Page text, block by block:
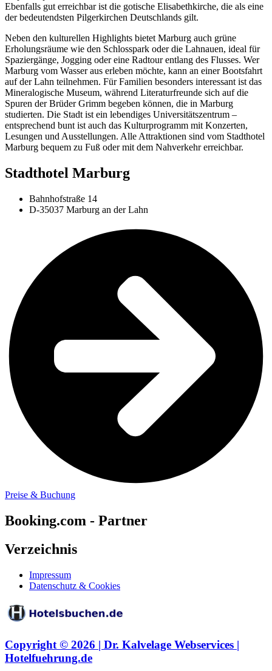
Ebenfalls gut erreichbar ist die gotische Elisabethkirche, die als eine
der bedeutendsten Pilgerkirchen Deutschlands gilt.
Neben den kulturellen Highlights bietet Marburg auch grüne
Erholungsräume wie den Schlosspark oder die Lahnauen, ideal für
Spaziergänge, Jogging oder eine Radtour entlang des Flusses. Wer
Marburg vom Wasser aus erleben möchte, kann an einer Bootsfahrt
auf der Lahn teilnehmen. Für Familien besonders interessant ist das
Mineralogische Museum, während Literaturfreunde sich auf die
Spuren der Brüder Grimm begeben können, die in Marburg
studierten. Die Stadt ist ein lebendiges Universitätszentrum –
entsprechend bunt ist auch das Kulturprogramm mit Konzerten,
Lesungen und Ausstellungen. Alle Attraktionen sind vom Stadthotel
Marburg bequem zu Fuß oder mit dem Nahverkehr erreichbar.
Stadthotel Marburg
Bahnhofstraße 14
D-35037 Marburg an der Lahn
Preise & Buchung
Booking.com - Partner
Verzeichnis
Impressum
Datenschutz & Cookies
Copyright © 2026 | Dr. Kalvelage Webservices |
Hotelfuehrung.de